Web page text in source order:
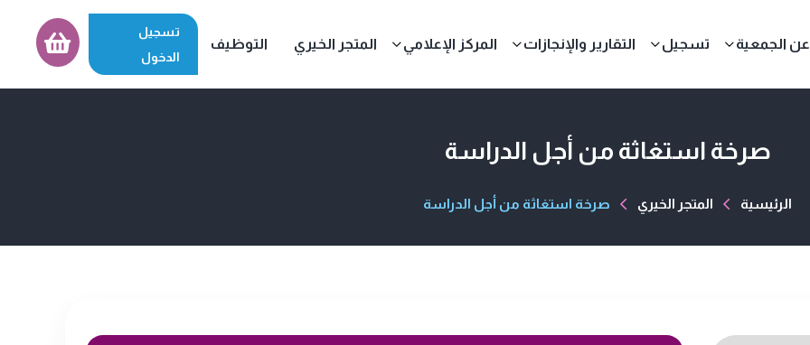
عن الجمعية تسجيل التقارير والإنجازات المركز الإعلامي المتجر الخيري التوظيف
تسجيل
الدخول
صرخة استغاثة من أجل الدراسة
الرئيسية المتجر الخيري صرخة استغاثة من أجل الدراسة